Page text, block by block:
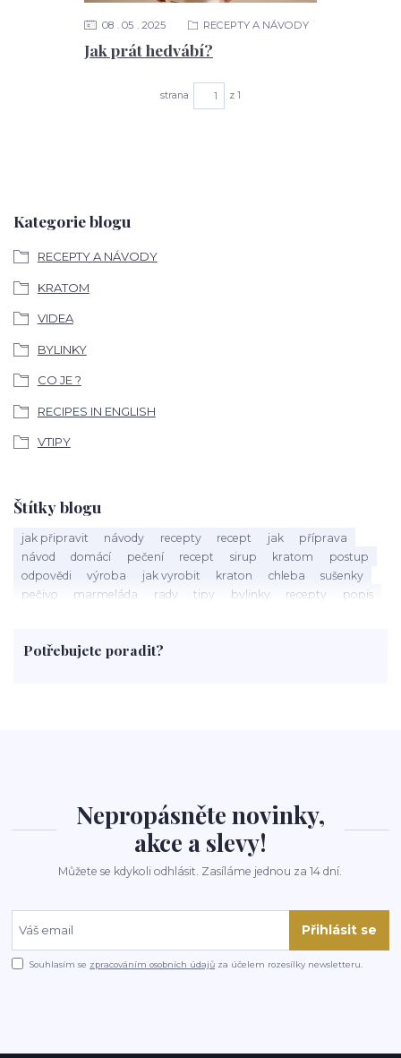
Kategorie blogu
RECEPTY A NÁVODY
KRATOM
VIDEA
BYLINKY
CO JE ?
RECIPES IN ENGLISH
VTIPY
Štítky blogu
jak připravit návody recepty recept jak
příprava
návod
domácí pečení recept sirup kratom
postup
odpovědi
výroba jak vyrobit kraton chleba
sušenky
pečivo
marmeláda rady tipy bylinky recepty
popis
rohlíky
grilování čaj
Potřebujete poradit?
Jak prát hedvábí?
08 05 2025 RECEPTY A NÁVODY
strana z 1
Nepropásněte novinky,
akce a slevy!
Můžete se kdykoli odhlásit. Zasíláme jednou za 14 dní.
Přihlásit se
Souhlasím se zpracováním osobních údajů za účelem rozesílky newsletteru.